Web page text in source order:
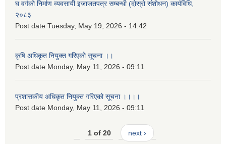
घ वर्गको निर्माण व्यवसायी इजाजतपत्र सम्बन्धी (दोस्रो संशोधन) कार्यविधि,
२०८३
Post date Tuesday, May 19, 2026 - 14:42
कृषि अधिकृत नियुक्त गरिएको सूचना ।।
Post date Monday, May 11, 2026 - 09:11
प्रशासकीय अधिकृत नियुक्त गरिएको सूचना ।।।।
Post date Monday, May 11, 2026 - 09:11
1 of 20 next ›